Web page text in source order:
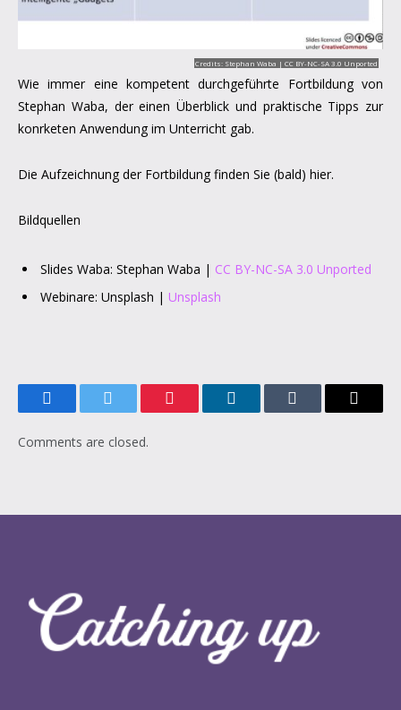
Credits: Stephan Waba | CC BY-NC-SA 3.0 Unported
Wie immer eine kompetent durchgeführte Fortbildung von
Stephan Waba, der einen Überblick und praktische Tipps zur
konrketen Anwendung im Unterricht gab.
Die Aufzeichnung der Fortbildung finden Sie (bald) hier.
Bildquellen
Slides Waba: Stephan Waba | CC BY-NC-SA 3.0 Unported
Webinare: Unsplash | Unsplash
FacebookTwitter Pinterest LinkedInTumblr Email
Comments are closed.